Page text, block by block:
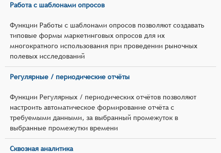
Работа с шаблонами опросов
Функции Работы с шаблонами опросов позволяют создавать
типовые формы маркетинговых опросов для их
многократного использования при проведении рыночных
полевых исследований
Регулярные / периодические отчёты
Функции Регулярных / периодических отчётов позволяют
настроить автоматическое формирование отчёта с
требуемыми данными, за выбранный промежуток в
выбранные промежутки времени
Сквозная аналитика